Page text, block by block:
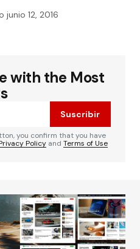
junio 12, 2016
with the Most
Suscribir
you confirm that you have
Policy and Terms of Use